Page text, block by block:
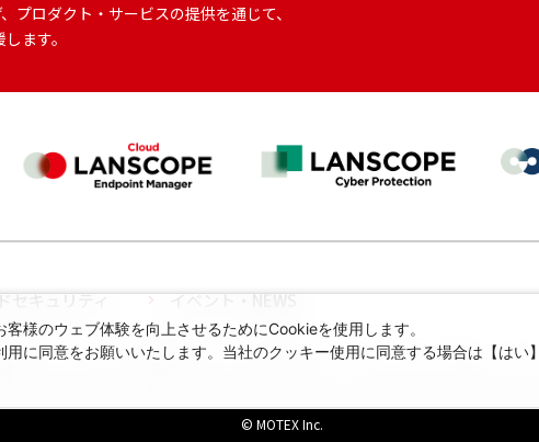
ロダクト・サービスの提供を通じて、
ます。
セキュリティ イベント・NEWS
について 情報セキュリティ方針 プライバシーポリシー
© MOTEX Inc.
様のウェブ体験を向上させるためにCookieを使用します。
用に同意をお願いいたします。当社のクッキー使用に同意する場合は【はい